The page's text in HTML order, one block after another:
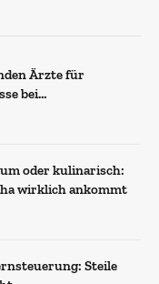
Ärzte für
bei
oder kulinarisch:
wirklich ankommt
Steile